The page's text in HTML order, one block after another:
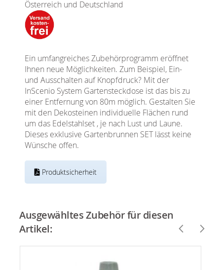
Österreich und Deutschland
Ein umfangreiches Zubehörprogramm eröffnet
Ihnen neue Möglichkeiten. Zum Beispiel, Ein-
und Ausschalten auf Knopfdruck? Mit der
InScenio System Gartensteckdose ist das bis zu
einer Entfernung von 80m möglich. Gestalten Sie
mit den Dekosteinen individuelle Flächen rund
um das Edelstahlset , je nach Lust und Laune.
Dieses exklusive Gartenbrunnen SET lässt keine
Wünsche offen.
Produktsicherheit
Ausgewähltes Zubehör für diesen
Artikel: